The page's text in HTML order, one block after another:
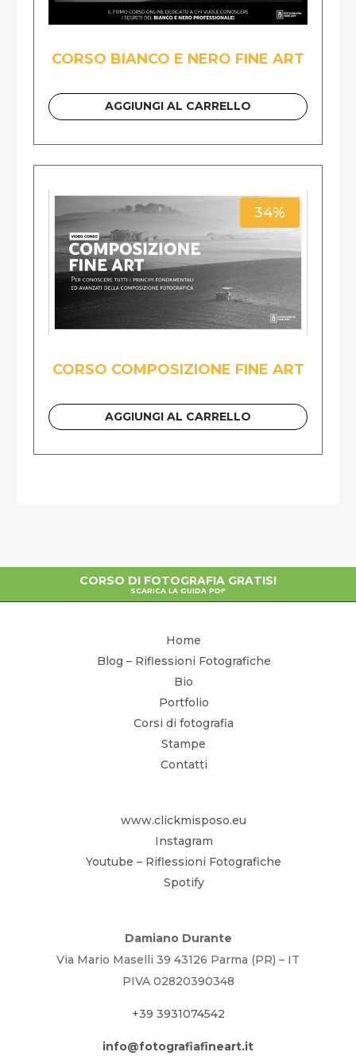
CORSO BIANCO E NERO FINE ART
AGGIUNGI AL CARRELLO
34%
CORSO COMPOSIZIONE FINE ART
AGGIUNGI AL CARRELLO
CORSO DI FOTOGRAFIA GRATIS!
SCARICA LA GUIDA PDF
Home
Blog – Riflessioni Fotografiche
Bio
Portfolio
Corsi di fotografia
Stampe
Contatti
www.clickmisposo.eu
Instagram
Youtube – Riflessioni Fotografiche
Spotify
Damiano Durante
Via Mario Maselli 39 43126 Parma (PR) – IT
PIVA 02820390348
+39 3931074542
info@fotografiafineart.it